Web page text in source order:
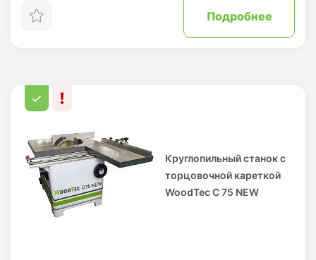
Подробнее
Круглопильный станок с
торцовочной кареткой
WoodTec C 75 NEW